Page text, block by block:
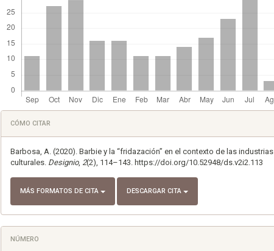
Detalles
del
artículo
CÓMO CITAR
Barbosa, A. (2020). Barbie y la “fridazación” en el contexto de las industrias
culturales. Designio, 2(2), 114–143. https://doi.org/10.52948/ds.v2i2.113
MÁS FORMATOS DE CITA DESCARGAR CITA
NÚMERO